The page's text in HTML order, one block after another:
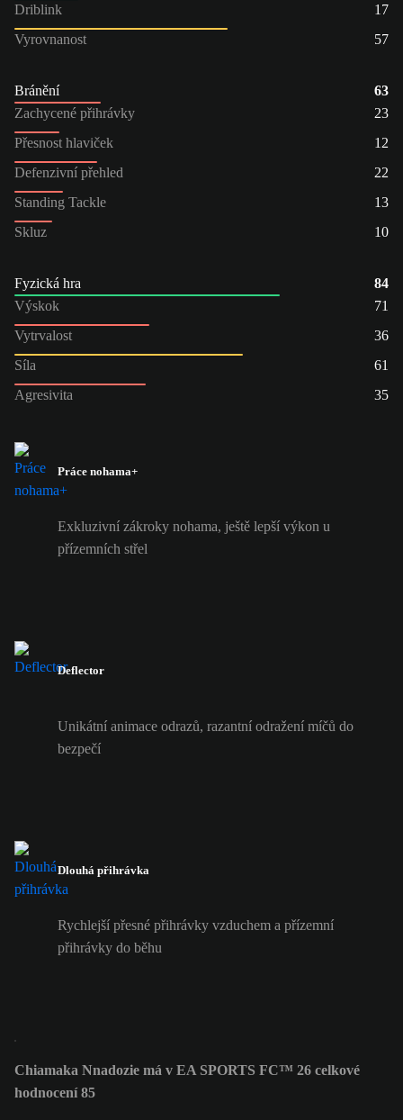
Driblink
17
Vyrovnanost
57
Bránění
63
Zachycené přihrávky
23
Přesnost hlaviček
12
Defenzivní přehled
22
Standing Tackle
13
Skluz
10
Fyzická hra
84
Výskok
71
Vytrvalost
36
Síla
61
Agresivita
35
Práce nohama+
Exkluzivní zákroky nohama, ještě lepší výkon u
přízemních střel
Deflector
Unikátní animace odrazů, razantní odražení míčů do
bezpečí
Dlouhá přihrávka
Rychlejší přesné přihrávky vzduchem a přízemní
přihrávky do běhu
Chiamaka Nnadozie má v EA SPORTS FC™ 26 celkové
hodnocení 85